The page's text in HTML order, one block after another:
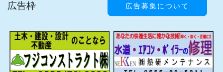
広告枠 広告募集について